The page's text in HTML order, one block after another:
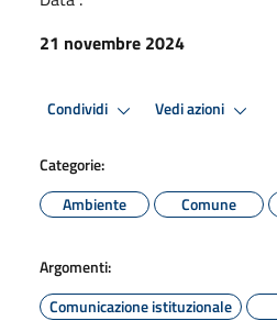
21 novembre 2024
Condividi Vedi azioni
Categorie:
Ambiente
Comune
Argomenti:
Comunicazione istituzionale